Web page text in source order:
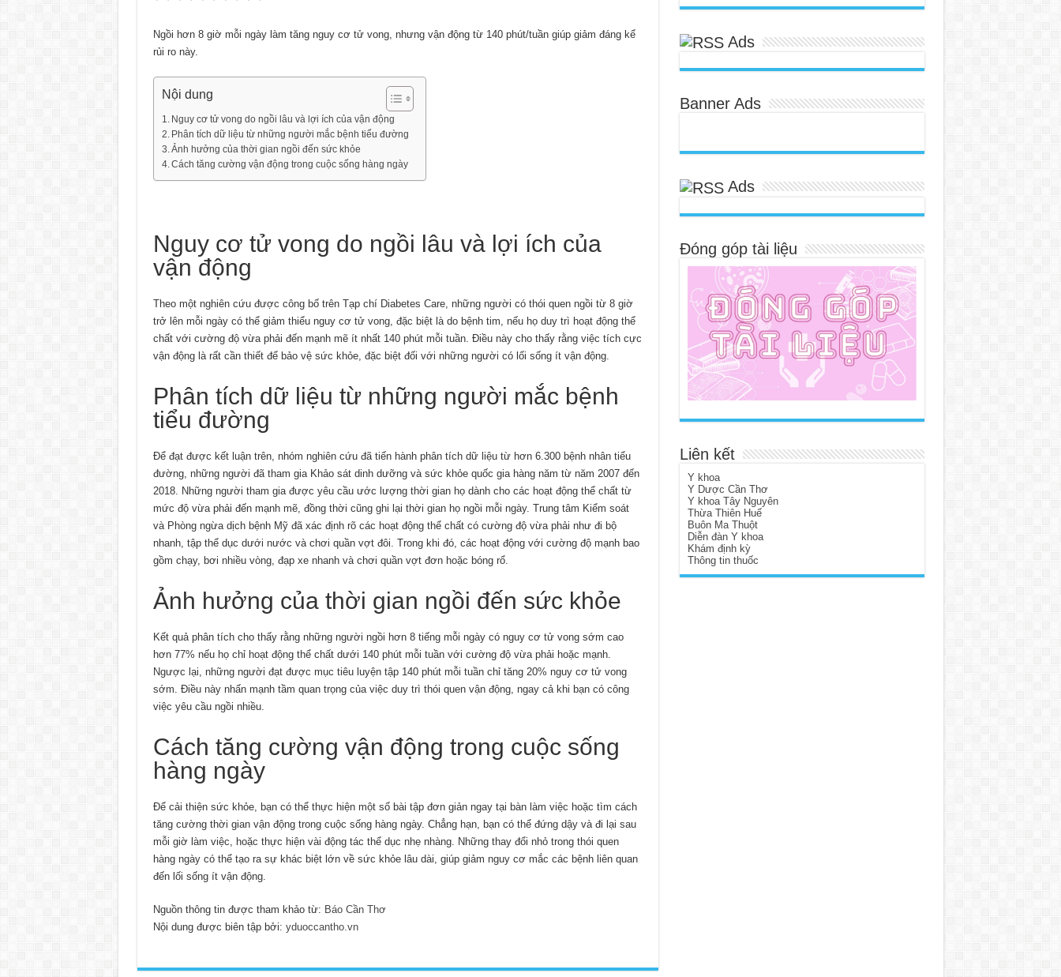
Ngồi hơn 8 giờ mỗi ngày làm tăng nguy cơ tử vong, nhưng vận động từ 140 phút/tuần giúp giảm đáng kể
rủi ro này.
Nội dung
Nguy cơ tử vong do ngồi lâu và lợi ích của vận động
Phân tích dữ liệu từ những người mắc bệnh tiểu đường
Ảnh hưởng của thời gian ngồi đến sức khỏe
Cách tăng cường vận động trong cuộc sống hàng ngày
Nguy cơ tử vong do ngồi lâu và lợi ích của
vận động
Theo một nghiên cứu được công bố trên Tạp chí Diabetes Care, những người có thói quen ngồi từ 8 giờ
trở lên mỗi ngày có thể giảm thiểu nguy cơ tử vong, đặc biệt là do bệnh tim, nếu họ duy trì hoạt động thể
chất với cường độ vừa phải đến mạnh mẽ ít nhất 140 phút mỗi tuần. Điều này cho thấy rằng việc tích cực
vận động là rất cần thiết để bảo vệ sức khỏe, đặc biệt đối với những người có lối sống ít vận động.
Phân tích dữ liệu từ những người mắc bệnh
tiểu đường
Để đạt được kết luận trên, nhóm nghiên cứu đã tiến hành phân tích dữ liệu từ hơn 6.300 bệnh nhân tiểu
đường, những người đã tham gia Khảo sát dinh dưỡng và sức khỏe quốc gia hàng năm từ năm 2007 đến
2018. Những người tham gia được yêu cầu ước lượng thời gian họ dành cho các hoạt động thể chất từ
mức độ vừa phải đến mạnh mẽ, đồng thời cũng ghi lại thời gian họ ngồi mỗi ngày. Trung tâm Kiểm soát
và Phòng ngừa dịch bệnh Mỹ đã xác định rõ các hoạt động thể chất có cường độ vừa phải như đi bộ
nhanh, tập thể dục dưới nước và chơi quần vợt đôi. Trong khi đó, các hoạt động với cường độ mạnh bao
gồm chạy, bơi nhiều vòng, đạp xe nhanh và chơi quần vợt đơn hoặc bóng rổ.
Ảnh hưởng của thời gian ngồi đến sức khỏe
Kết quả phân tích cho thấy rằng những người ngồi hơn 8 tiếng mỗi ngày có nguy cơ tử vong sớm cao
hơn 77% nếu họ chỉ hoạt động thể chất dưới 140 phút mỗi tuần với cường độ vừa phải hoặc mạnh.
Ngược lại, những người đạt được mục tiêu luyện tập 140 phút mỗi tuần chỉ tăng 20% nguy cơ tử vong
sớm. Điều này nhấn mạnh tầm quan trọng của việc duy trì thói quen vận động, ngay cả khi bạn có công
việc yêu cầu ngồi nhiều.
Cách tăng cường vận động trong cuộc sống
hàng ngày
Để cải thiện sức khỏe, bạn có thể thực hiện một số bài tập đơn giản ngay tại bàn làm việc hoặc tìm cách
tăng cường thời gian vận động trong cuộc sống hàng ngày. Chẳng hạn, bạn có thể đứng dậy và đi lại sau
mỗi giờ làm việc, hoặc thực hiện vài động tác thể dục nhẹ nhàng. Những thay đổi nhỏ trong thói quen
hàng ngày có thể tạo ra sự khác biệt lớn về sức khỏe lâu dài, giúp giảm nguy cơ mắc các bệnh liên quan
đến lối sống ít vận động.
Nguồn thông tin được tham khảo từ: Báo Cần Thơ
Nội dung được biên tập bởi: yduoccantho.vn
Ads
Banner Ads
Ads
Đóng góp tài liệu
Liên kết
Y khoa
Y Dược Cần Thơ
Y khoa Tây Nguyên
Thừa Thiên Huế
Buôn Ma Thuột
Diễn đàn Y khoa
Khám định kỳ
Thông tin thuốc